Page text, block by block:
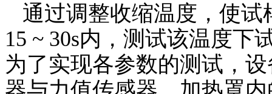
通过调整收缩温度，使
15 ~ 30s内，测试该温度下
为了实现各参数的测试，